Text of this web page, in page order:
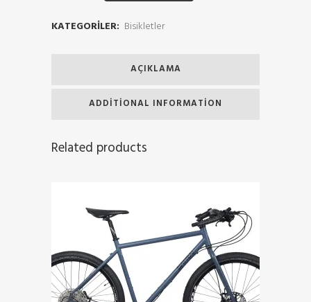
KATEGORILER: Bisikletler
AÇIKLAMA
ADDITIONAL INFORMATION
Related products